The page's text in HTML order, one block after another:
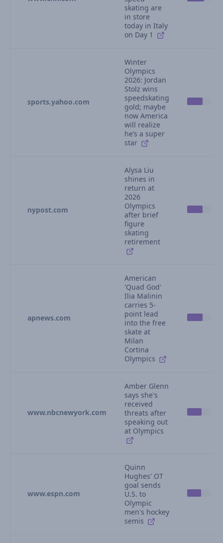
skating are
in store
today in Italy
on Day 1
sports.yahoo.com
Winter
Olympics
2026: Jordan
Stolz wins
speedskating
gold; maybe
now America
will realize
he’s a super
star
nypost.com
Alysa Liu
shines in
return at
2026
Olympics
after brief
figure
skating
retirement
apnews.com
American
'Quad God'
Ilia Malinin
carries 5-
point lead
into the free
skate at
Milan
Cortina
Olympics
www.nbcnewyork.com
Amber Glenn
says she's
received
threats after
speaking out
at Olympics
www.espn.com
Quinn
Hughes' OT
goal sends
U.S. to
Olympic
men's hockey
semis